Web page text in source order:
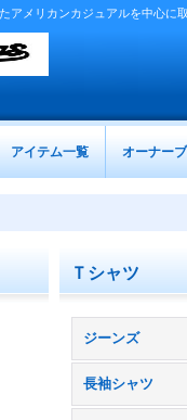
アメリカンカジュアルを中心に
アイテム一覧 オーナー
Ｔシャツ
ジーンズ
長袖シャツ